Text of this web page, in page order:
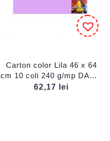
Carton color Lila 46 x 64
cm 10 coli 240 g/mp DACO
CN240L
62,17 lei